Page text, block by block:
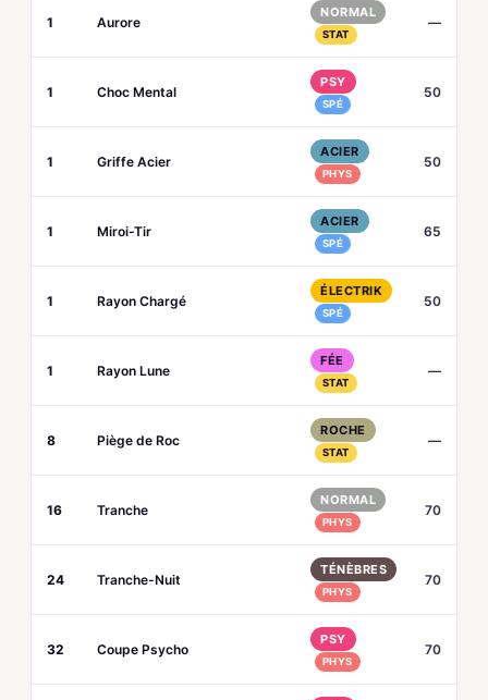
1 Aurore
NORMAL
STAT
—
1 Choc Mental
PSY
SPÉ
50
1 Griffe Acier
ACIER
PHYS
50
1 Miroi-Tir
ACIER
SPÉ
65
1 Rayon Chargé
ÉLECTRIK
SPÉ
50
1 Rayon Lune
FÉE
STAT
—
8 Piège de Roc
ROCHE
STAT
—
16 Tranche
NORMAL
PHYS
70
24 Tranche-Nuit
TÉNÈBRES
PHYS
70
32 Coupe Psycho
PSY
PHYS
70